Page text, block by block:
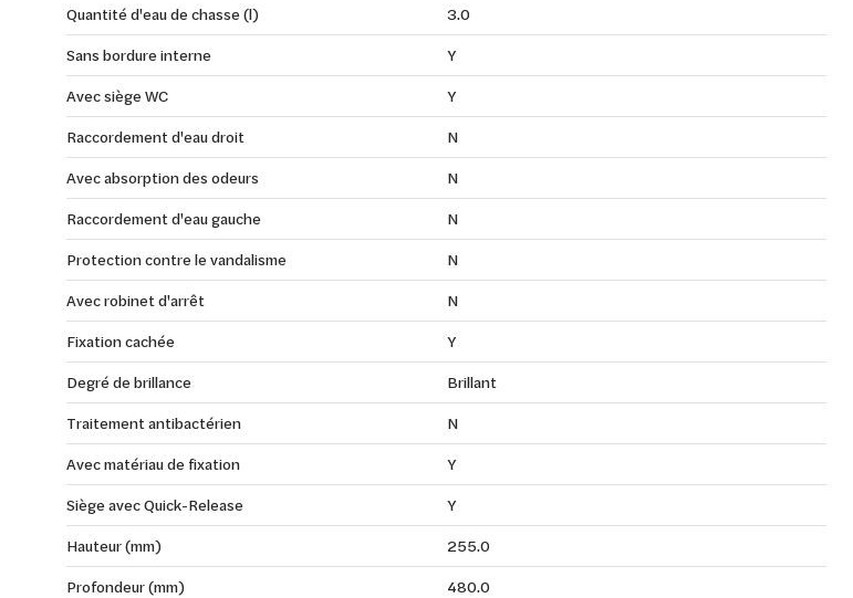
Quantité d'eau de chasse (l)
3.0
Sans bordure interne
Y
Avec siège WC
Y
Raccordement d'eau droit
N
Avec absorption des odeurs
N
Raccordement d'eau gauche
N
Protection contre le vandalisme
N
Avec robinet d'arrêt
N
Fixation cachée
Y
Degré de brillance
Brillant
Traitement antibactérien
N
Avec matériau de fixation
Y
Siège avec Quick-Release
Y
Hauteur (mm)
255.0
Profondeur (mm)
480.0